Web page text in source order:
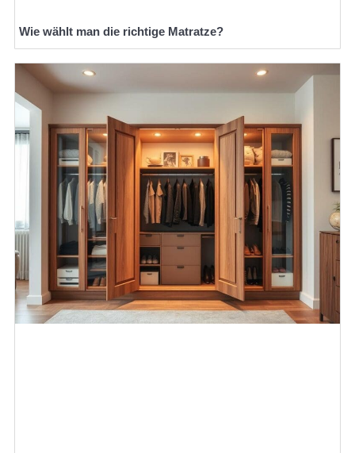
Wie wählt man die richtige Matratze?